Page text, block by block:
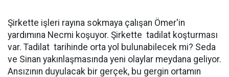
Şirkette işleri rayına sokmaya çalışan Ömer'in
yardımına Necmi koşuyor. Şirkette tadilat koşturması
var. Tadilat tarihinde orta yol bulunabilecek mi? Seda
ve Sinan yakınlaşmasında yeni olaylar meydana geliyor.
Ansızının duyulacak bir gerçek, bu gergin ortamın